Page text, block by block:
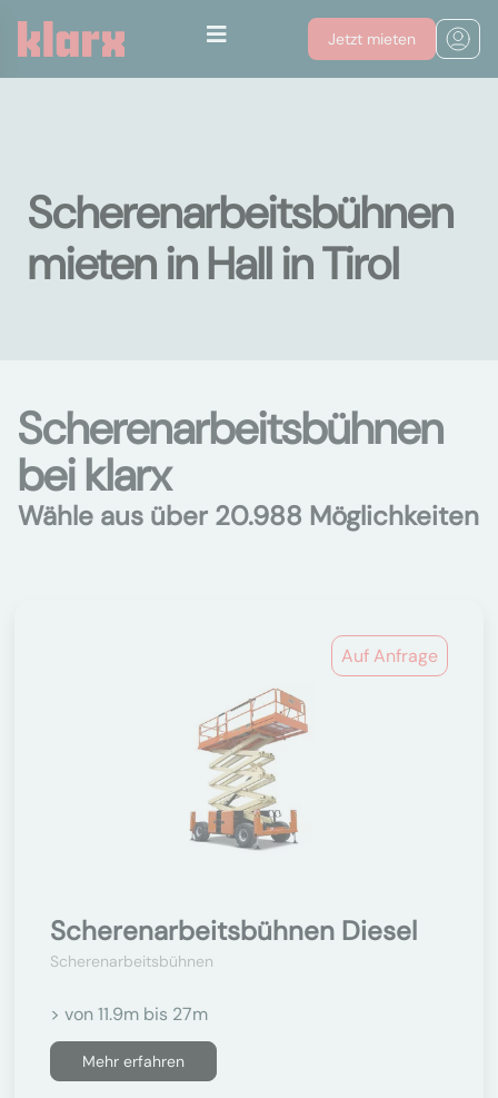
Jetzt mieten
Scherenarbeitsbühnen
mieten in Hall in Tirol
Scherenarbeitsbühnen
bei klarx
Wähle aus über 20.988 Möglichkeiten
Auf Anfrage
Scherenarbeitsbühnen Diesel
Scherenarbeitsbühnen
> von 11.9m bis 27m
Mehr erfahren